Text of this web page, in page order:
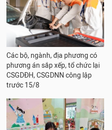
Các bộ, ngành, địa phương có
phương án sắp xếp, tổ chức lại
CSGDĐH, CSGDNN công lập
trước 15/8